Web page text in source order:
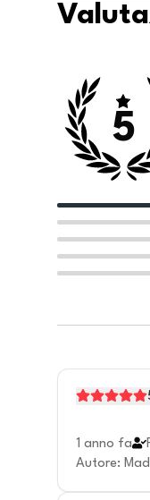
5
1 anno fa
Autore: